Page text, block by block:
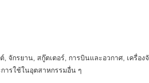
จักรยาน, สกู๊ตเตอร์, การบินและอวกาศ, เครื่อง
ารใช้ในอุตสาหกรรมอื่น ๆ